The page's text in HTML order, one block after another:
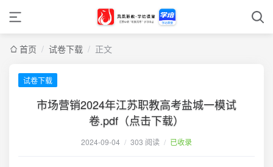
首页 / 试卷下载 / 正文
试卷下载
市场营销2024年江苏职教高考盐城一模试
卷.pdf（点击下载）
2024-09-04 / 303 阅读 / 已收录